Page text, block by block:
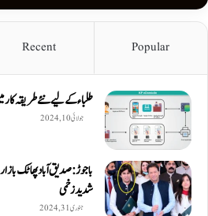
Popular
Recent
طلباء کے لیے نئے طریقہ کار
جولائی 10, 2024
باجوڑ: صدیق اۤباد پھاٹک
شدید زخمی
جنوری 31, 2024